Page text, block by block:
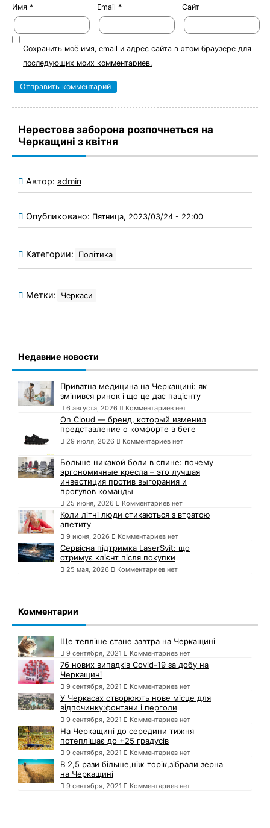
Имя * Email * Сайт
Сохранить моё имя, email и адрес сайта в этом браузере для
последующих моих комментариев.
Нерестова заборона розпочнеться на
Черкащині з квітня
Автор: admin
Опубликовано: Пятница, 2023/03/24 - 22:00
Категории: Політика
Метки: Черкаси
Недавние новости
Приватна медицина на Черкащині: як
змінився ринок і що це дає пацієнту
6 августа, 2026 Комментариев нет
On Cloud — бренд, который изменил
представление о комфорте в беге
29 июля, 2026 Комментариев нет
Больше никакой боли в спине: почему
эргономичные кресла – это лучшая
инвестиция против выгорания и
прогулов команды
25 июня, 2026 Комментариев нет
Коли літні люди стикаються з втратою
апетиту
9 июня, 2026 Комментариев нет
Сервісна підтримка LaserSvit: що
отримує клієнт після покупки
25 мая, 2026 Комментариев нет
Комментарии
Ще тепліше стане завтра на Черкащині
9 сентября, 2021 Комментариев нет
76 нових випадків Covid-19 за добу на
Черкащині
9 сентября, 2021 Комментариев нет
У Черкасах створюють нове місце для
відпочинку:фонтани і перголи
9 сентября, 2021 Комментариев нет
На Черкащині до середини тижня
потеплішає до +25 градусів
9 сентября, 2021 Комментариев нет
В 2,5 рази більше,ніж торік,зібрали зерна
на Черкащині
9 сентября, 2021 Комментариев нет